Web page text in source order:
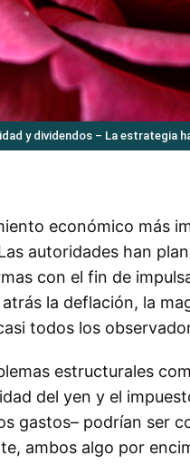
y dividendos – La estrategia
económico más
autoridades han
con el fin de
la deflación, la
todos los
estructurales
del yen y el
gastos– podrían ser
ambos algo por